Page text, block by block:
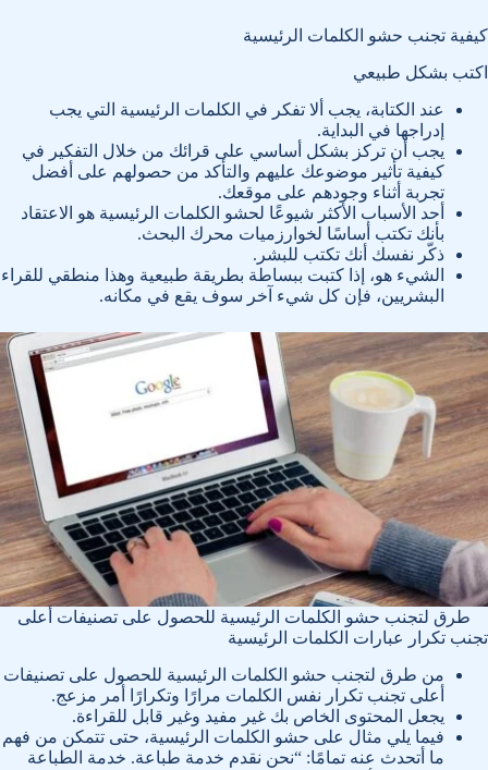
كيفية تجنب حشو الكلمات الرئيسية
اكتب بشكل طبيعي
عند الكتابة، يجب ألا تفكر في الكلمات الرئيسية التي يجب
إدراجها في البداية.
يجب أن تركز بشكل أساسي على قرائك من خلال التفكير في
كيفية تأثير موضوعك عليهم والتأكد من حصولهم على أفضل
تجربة أثناء وجودهم على موقعك.
أحد الأسباب الأكثر شيوعًا لحشو الكلمات الرئيسية هو الاعتقاد
بأنك تكتب أساسًا لخوارزميات محرك البحث.
ذكّر نفسك أنك تكتب للبشر.
الشيء هو، إذا كتبت ببساطة بطريقة طبيعية وهذا منطقي للقراء
البشريين، فإن كل شيء آخر سوف يقع في مكانه.
طرق لتجنب حشو الكلمات الرئيسية للحصول على تصنيفات أعلى
تجنب تكرار عبارات الكلمات الرئيسية
من طرق لتجنب حشو الكلمات الرئيسية للحصول على تصنيفات
أعلى تجنب تكرار نفس الكلمات مرارًا وتكرارًا أمر مزعج.
يجعل المحتوى الخاص بك غير مفيد وغير قابل للقراءة.
فيما يلي مثال على حشو الكلمات الرئيسية، حتى تتمكن من فهم
ما أتحدث عنه تمامًا: “نحن نقدم خدمة طباعة. خدمة الطباعة